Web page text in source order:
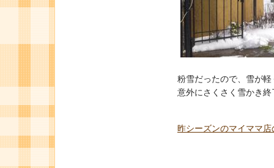
粉雪だったので、雪が軽
意外にさくさく雪かき終
昨シーズンのマイママ